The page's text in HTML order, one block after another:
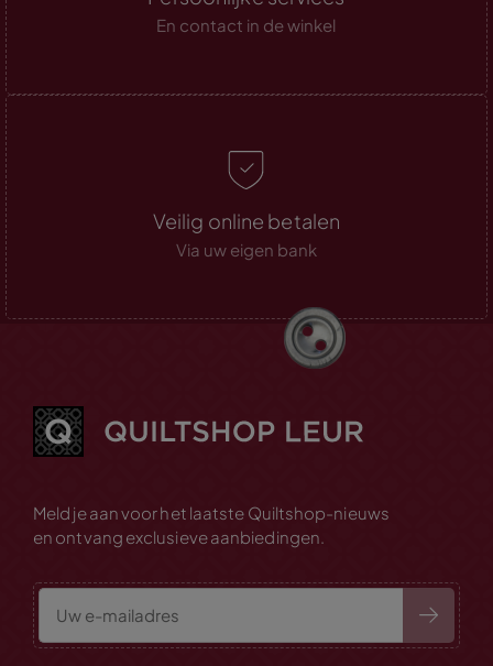
En contact in de winkel
Veilig online betalen
Via uw eigen bank
Meld je aan voor het laatste Quiltshop-nieuws
en ontvang exclusieve aanbiedingen.